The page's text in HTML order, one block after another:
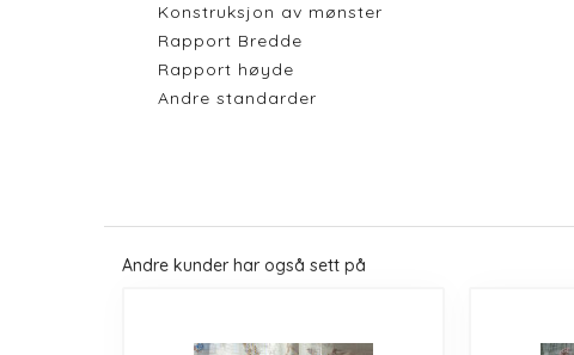
Konstruksjon av mønster
Rapport Bredde
Rapport høyde
Andre standarder
Andre kunder har også sett på